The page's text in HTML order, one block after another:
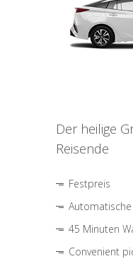
Der heilige
Reisende
Festpreis
45 Minuten
Convenient